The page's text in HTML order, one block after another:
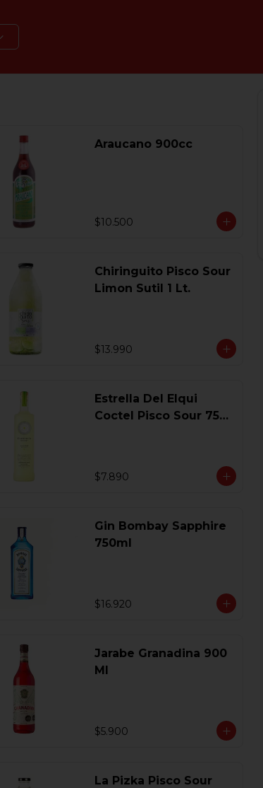
Araucano 900cc
$10.500
Chiringuito Pisco Sour
Limon Sutil 1 Lt.
$13.990
Estrella Del Elqui
Coctel Pisco Sour 750
$7.890
Gin Bombay Sapphire
750ml
$16.920
Jarabe Granadina 900
Ml
$5.900
La Pizka Pisco Sour